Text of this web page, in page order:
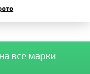
все марки